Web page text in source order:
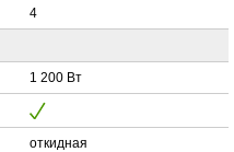
4
1 200 Вт
откидная